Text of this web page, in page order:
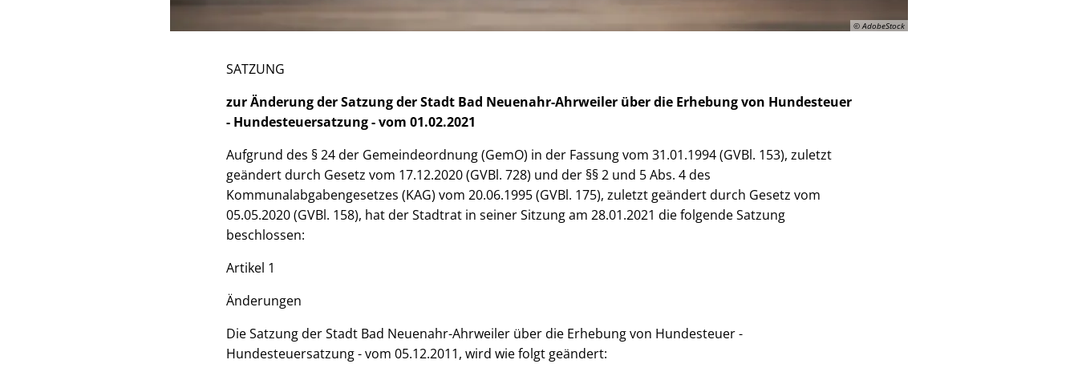
© AdobeStock
SATZUNG
zur Änderung der Satzung der Stadt Bad Neuenahr-Ahrweiler über die Erhebung von Hundesteuer
- Hundesteuersatzung - vom 01.02.2021
Aufgrund des § 24 der Gemeindeordnung (GemO) in der Fassung vom 31.01.1994 (GVBl. 153), zuletzt
geändert durch Gesetz vom 17.12.2020 (GVBl. 728) und der §§ 2 und 5 Abs. 4 des
Kommunalabgabengesetzes (KAG) vom 20.06.1995 (GVBl. 175), zuletzt geändert durch Gesetz vom
05.05.2020 (GVBl. 158), hat der Stadtrat in seiner Sitzung am 28.01.2021 die folgende Satzung
beschlossen:
Artikel 1
Änderungen
Die Satzung der Stadt Bad Neuenahr-Ahrweiler über die Erhebung von Hundesteuer -
Hundesteuersatzung - vom 05.12.2011, wird wie folgt geändert: